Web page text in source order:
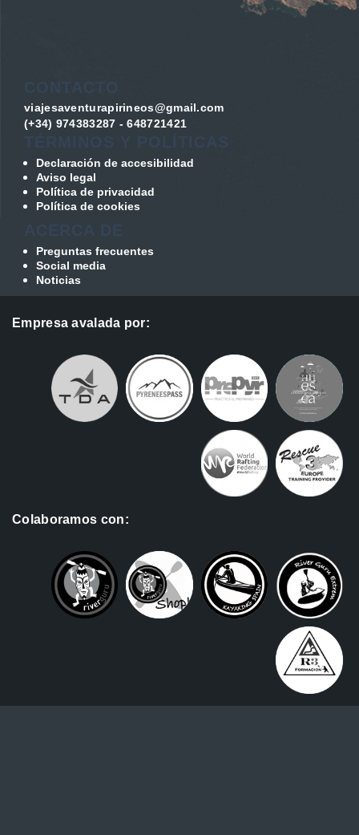
viajesaventurapirineos@gmail.com
(+34) 974383287 - 648721421
Declaración de accesibilidad
Aviso legal
Política de privacidad
Política de cookies
Preguntas frecuentes
Social media
Noticias
Empresa avalada por:
Colaboramos con: